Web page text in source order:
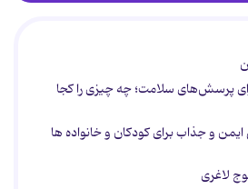
پرسش‌های سلامت؛ چه چیزی را کجا
و جذاب برای کودکان و خانواده ها
لاغری